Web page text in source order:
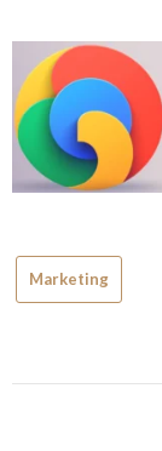
Marketing